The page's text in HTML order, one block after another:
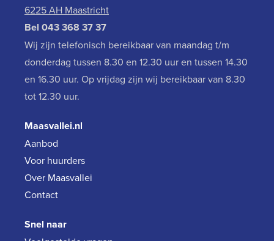
6225 AH Maastricht
Bel 043 368 37 37
Wij zijn telefonisch bereikbaar van maandag t/m
donderdag tussen 8.30 en 12.30 uur en tussen 14.30
en 16.30 uur. Op vrijdag zijn wij bereikbaar van 8.30
tot 12.30 uur.
Maasvallei.nl
Aanbod
Voor huurders
Over Maasvallei
Contact
Snel naar